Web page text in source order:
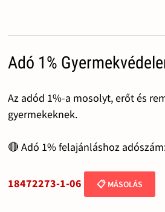
Adó 1%
Az adód 1%-a mosolyt, erőt és
gyermekeknek.
🔴 Adó 1% felajánláshoz
18472273-1-06 📋 MÁSOLÁS